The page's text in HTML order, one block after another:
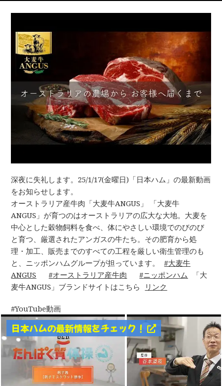
深夜に失礼します。25/1/17(金曜日)「日本ハム」の最新動画
をお知らせします。
オーストラリア産牛肉「大麦牛ANGUS」 「大麦牛
ANGUS」が育つのはオーストラリアの広大な大地。大麦を
中心とした穀物飼料を食べ、体にやさしい環境でのびのび
と育つ、厳選されたアンガスの牛たち。その肥育から処
理・加工、販売までのすべての工程を厳しい衛生管理のも
と、ニッポンハムグループが担っています。
大麦牛
ANGUS
オーストラリア産牛肉 ニッポンハム
「大
麦牛ANGUS」ブランドサイトはこちら
リンク
YouTube動画
日本ハムの最新情報をチェック！